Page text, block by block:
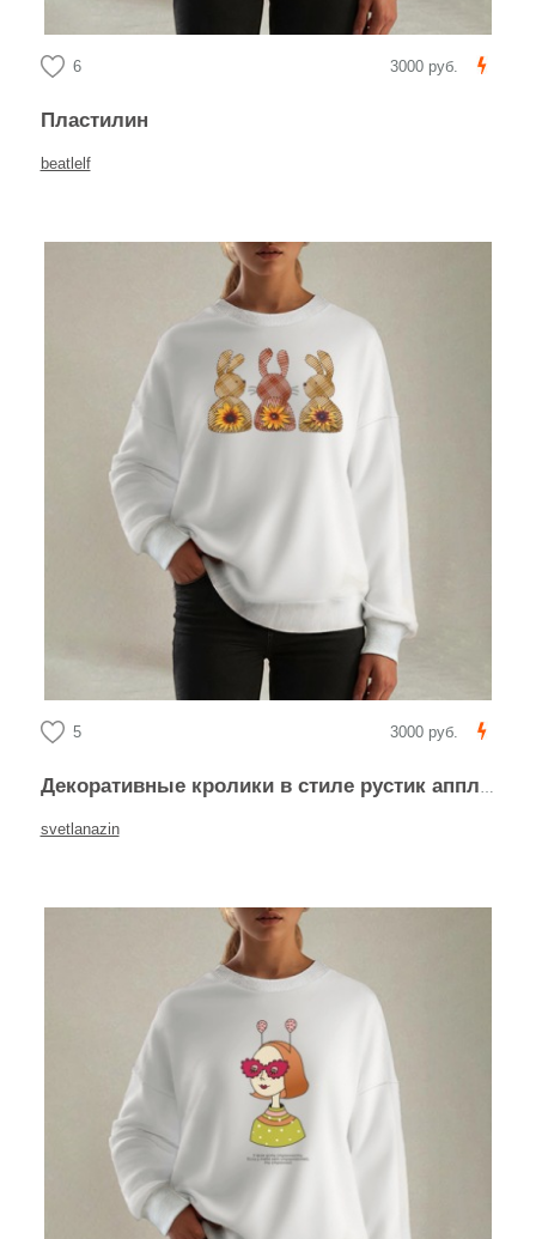
6 3000 руб.
Пластилин
beatlelf
5 3000 руб.
Декоративные кролики в стиле рустик аппликация
svetlanazin